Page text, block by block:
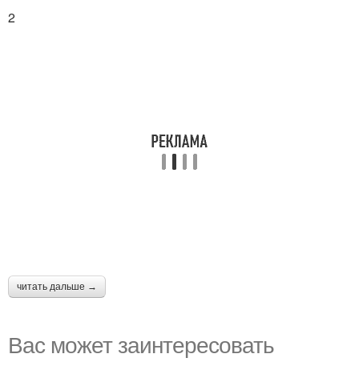
2
читать дальше →
Вас может заинтересовать